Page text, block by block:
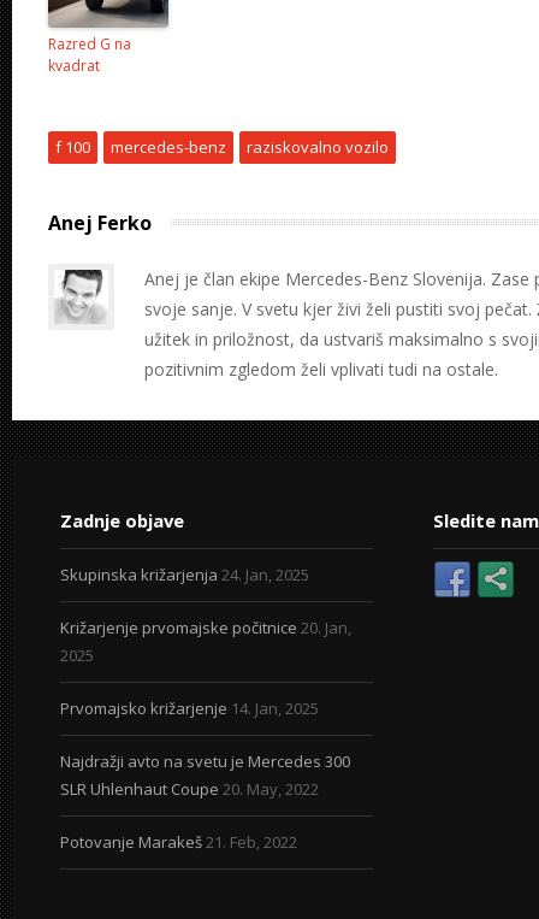
Razred G na
kvadrat
f 100 mercedes-benz raziskovalno vozilo
Anej Ferko
Anej je član ekipe Mercedes-Benz Slovenija. Zase
svoje sanje. V svetu kjer živi želi pustiti svoj
užitek in priložnost, da ustvariš maksimalno s
pozitivnim zgledom želi vplivati tudi na ostale.
Zadnje objave
Skupinska križarjenja 24. Jan, 2025
Križarjenje prvomajske počitnice 20. Jan,
2025
Prvomajsko križarjenje 14. Jan, 2025
Najdražji avto na svetu je Mercedes 300
SLR Uhlenhaut Coupe 20. May, 2022
Potovanje Marakeš21. Feb, 2022
Sledite nam